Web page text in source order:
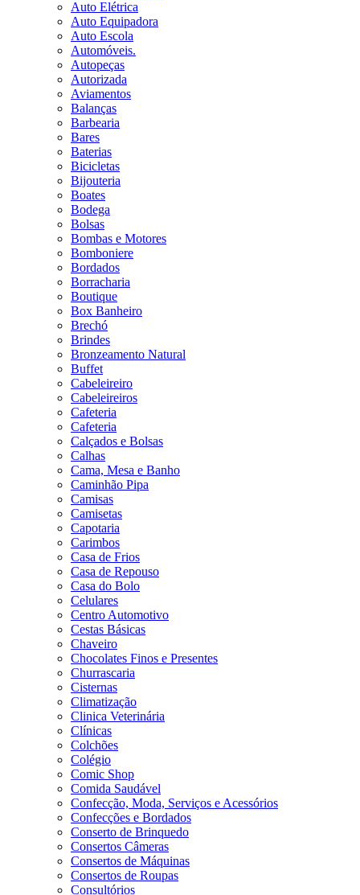
Auto Elétrica
Auto Equipadora
Auto Escola
Automóveis.
Autopeças
Autorizada
Aviamentos
Balanças
Barbearia
Bares
Baterias
Bicicletas
Bijouteria
Boates
Bodega
Bolsas
Bombas e Motores
Bomboniere
Bordados
Borracharia
Boutique
Box Banheiro
Brechó
Brindes
Bronzeamento Natural
Buffet
Cabeleireiro
Cabeleireiros
Cafeteria
Cafeteria
Calçados e Bolsas
Calhas
Cama, Mesa e Banho
Caminhão Pipa
Camisas
Camisetas
Capotaria
Carimbos
Casa de Frios
Casa de Repouso
Casa do Bolo
Celulares
Centro Automotivo
Cestas Básicas
Chaveiro
Chocolates Finos e Presentes
Churrascaria
Cisternas
Climatização
Clinica Veterinária
Clínicas
Colchões
Colégio
Comic Shop
Comida Saudável
Confecção, Moda, Serviços e Acessórios
Confecções e Bordados
Conserto de Brinquedo
Consertos Câmeras
Consertos de Máquinas
Consertos de Roupas
Consultórios